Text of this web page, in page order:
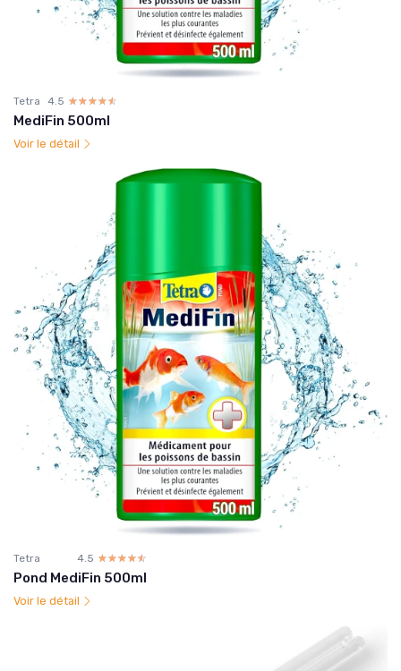
Tetra 4.5 ☆☆☆☆☆
★★★★★
MediFin 500ml
Voir le détail
Tetra 4.5 ☆☆☆☆☆
★★★★★
Pond MediFin 500ml
Voir le détail